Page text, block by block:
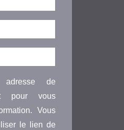
de
pour vous
Vous
le lien de